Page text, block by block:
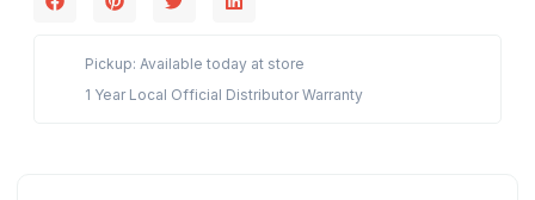
Pickup: Available today at store
1 Year Local Official Distributor Warranty